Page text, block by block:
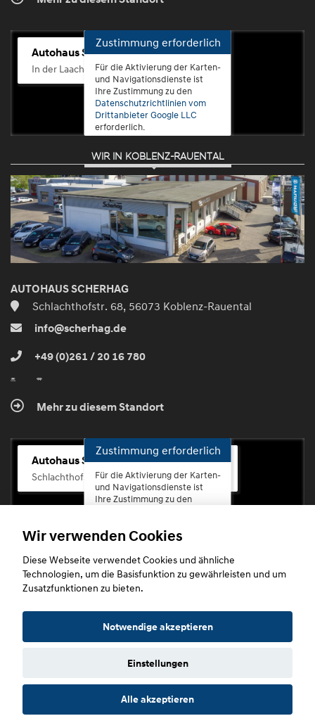
Autohaus Scherhag
In der Laach 76, 56072 Koblenz-Güls
Zustimmung erforderlich
Für die Aktivierung der Karten-
und Navigationsdienste ist
Ihre Zustimmung zu den
Datenschutzrichtlinien vom
Drittanbieter Google LLC
erforderlich.
Zustimmen
und
aktivieren
WIR IN KOBLENZ-RAUENTAL
AUTOHAUS SCHERHAG
Schlachthofstr. 68, 56073 Koblenz-Rauental
info@scherhag.de
+49 (0)261 / 20 16 780
Mehr zu diesem Standort
Autohaus Scherhag
Schlachthofstr. 68, 56073 Koblenz-Rauental
Zustimmung erforderlich
Für die Aktivierung der Karten-
und Navigationsdienste ist
Ihre Zustimmung zu den
erforderlich.
Zustimmen
Copyright © 2026. Autohaus Scherhag
Datenschutz Impressum
Wir verwenden Cookies
Diese Webseite verwendet Cookies und ähnliche
Technologien, um die Basisfunktion zu gewährleisten und um
Zusatzfunktionen zu bieten.
Notwendige akzeptieren
Einstellungen
Alle akzeptieren